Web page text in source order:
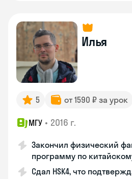
Илья
5 от 1590 ₽ за урок
МГУ • 2016 г.
Закончил физический
программу по
Сдал HSK4, что